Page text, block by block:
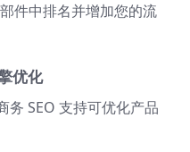
件中排名并增加您的流
优化
SEO 支持可优化产品